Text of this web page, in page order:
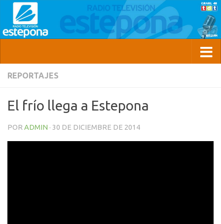
REPORTAJES
El frío llega a Estepona
POR ADMIN · 30 DE DICIEMBRE DE 2014